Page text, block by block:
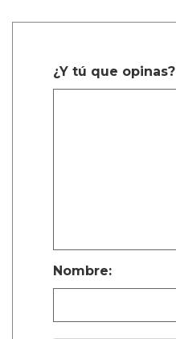
¿Y tú que opinas?
Nombre: